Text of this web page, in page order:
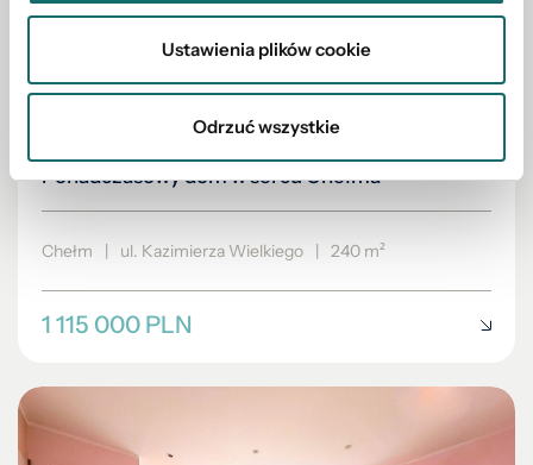
Ustawienia plików cookie
Odrzuć wszystkie
Ponadczasowy dom w sercu Chełma
Chełm ul. Kazimierza Wielkiego 240 m²
1 115 000 PLN